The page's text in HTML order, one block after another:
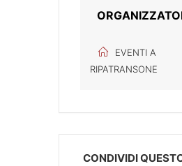
EVENTI A
RIPATRANSONE
CONDIVIDI